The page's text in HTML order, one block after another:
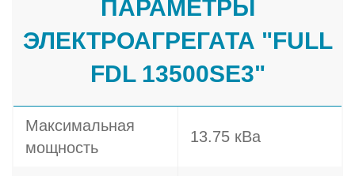
ПАРАМЕТРЫ
ЭЛЕКТРОАГРЕГАТА "FULL
FDL 13500SE3"
Максимальная
мощность
13.75 кВа